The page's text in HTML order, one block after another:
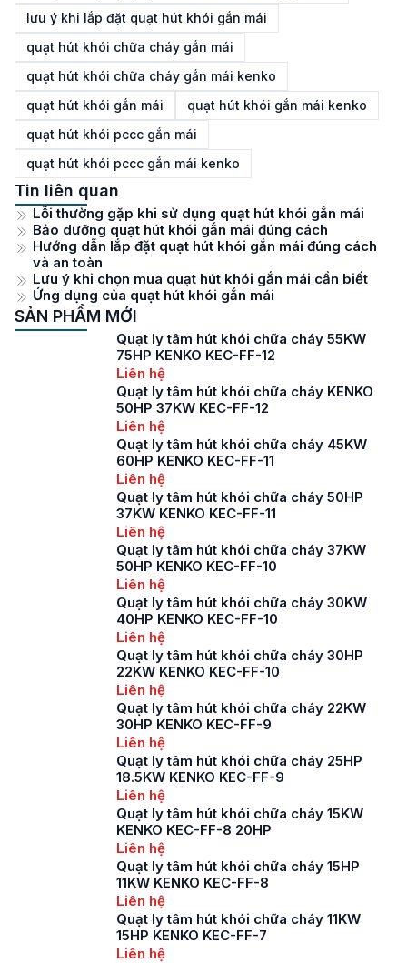
lưu ý khi lắp đặt quạt hút khói gắn mái
quạt hút khói chữa cháy gắn mái
quạt hút khói chữa cháy gắn mái kenko
quạt hút khói gắn mái
quạt hút khói gắn mái kenko
quạt hút khói pccc gắn mái
quạt hút khói pccc gắn mái kenko
Tin liên quan
Lỗi thường gặp khi sử dụng quạt hút khói gắn mái
Bảo dưỡng quạt hút khói gắn mái đúng cách
Hướng dẫn lắp đặt quạt hút khói gắn mái đúng cách
và an toàn
Lưu ý khi chọn mua quạt hút khói gắn mái cần biết
Ứng dụng của quạt hút khói gắn mái
SẢN PHẨM MỚI
Quạt ly tâm hút khói chữa cháy 55KW
75HP KENKO KEC-FF-12
Liên hệ
Quạt ly tâm hút khói chữa cháy KENKO
50HP 37KW KEC-FF-12
Liên hệ
Quạt ly tâm hút khói chữa cháy 45KW
60HP KENKO KEC-FF-11
Liên hệ
Quạt ly tâm hút khói chữa cháy 50HP
37KW KENKO KEC-FF-11
Liên hệ
Quạt ly tâm hút khói chữa cháy 37KW
50HP KENKO KEC-FF-10
Liên hệ
Quạt ly tâm hút khói chữa cháy 30KW
40HP KENKO KEC-FF-10
Liên hệ
Quạt ly tâm hút khói chữa cháy 30HP
22KW KENKO KEC-FF-10
Liên hệ
Quạt ly tâm hút khói chữa cháy 22KW
30HP KENKO KEC-FF-9
Liên hệ
Quạt ly tâm hút khói chữa cháy 25HP
18.5KW KENKO KEC-FF-9
Liên hệ
Quạt ly tâm hút khói chữa cháy 15KW
KENKO KEC-FF-8 20HP
Liên hệ
Quạt ly tâm hút khói chữa cháy 15HP
11KW KENKO KEC-FF-8
Liên hệ
Quạt ly tâm hút khói chữa cháy 11KW
15HP KENKO KEC-FF-7
Liên hệ